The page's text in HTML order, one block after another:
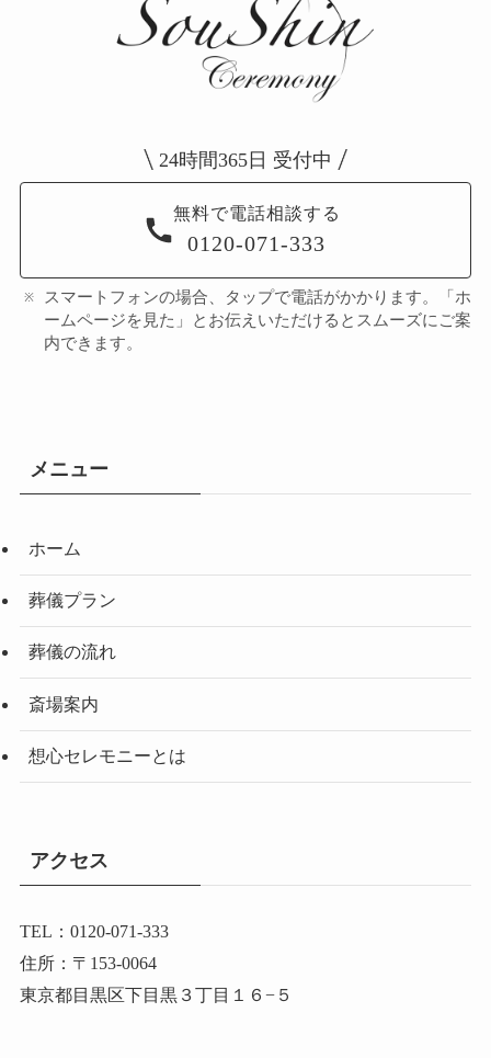
24時間365日 受付中
無料で電話相談する
0120-071-333
スマートフォンの場合、タップで電話がかかります。「ホ
ームページを見た」とお伝えいただけるとスムーズにご案
内できます。
メニュー
ホーム
葬儀プラン
葬儀の流れ
斎場案内
想心セレモニーとは
アクセス
TEL：0120-071-333
住所：〒153-0064
東京都目黒区下目黒３丁目１６−５